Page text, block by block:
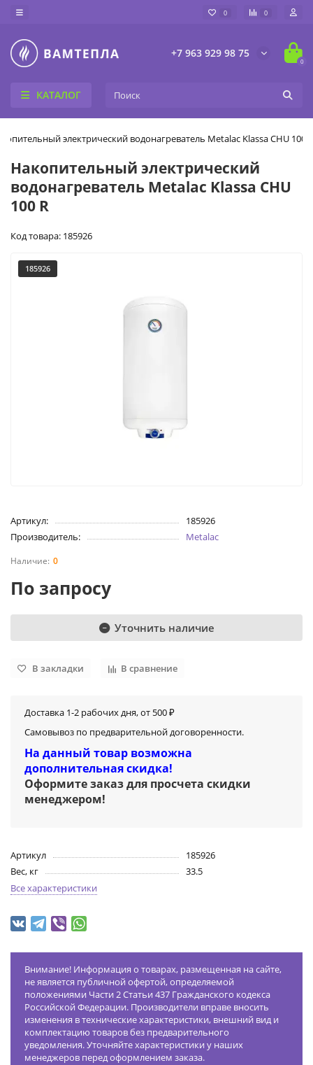
0 0
+7 963 929 98 75
0
КАТАЛОГ
электрический водонагреватель Metalac Klassa CHU 100 R
Накопительный электрический
водонагреватель Metalac Klassa CHU
100 R
Код товара: 185926
185926
Артикул:
185926
Производитель:
Metalac
0
По запросу
Уточнить наличие
В закладки В сравнение
Доставка 1-2 рабочих дня, от 500 ₽
Самовывоз по предварительной договоренности.
На данный товар возможна
дополнительная скидка!
Оформите заказ для просчета скидки
менеджером!
Артикул
185926
Вес, кг
33.5
Все характеристики
Внимание! Информация о товарах, размещенная на сайте,
не является публичной офертой, определяемой
положениями Части 2 Статьи 437 Гражданского кодекса
Российской Федерации. Производители вправе вносить
изменения в технические характеристики, внешний вид и
комплектацию товаров без предварительного
уведомления. Уточняйте характеристики у наших
менеджеров перед оформлением заказа.